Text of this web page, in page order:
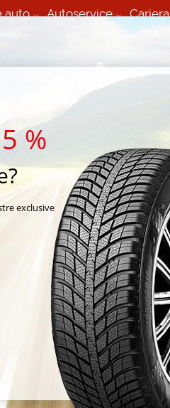
auto Autoservice Cariera
in
%
exclusive